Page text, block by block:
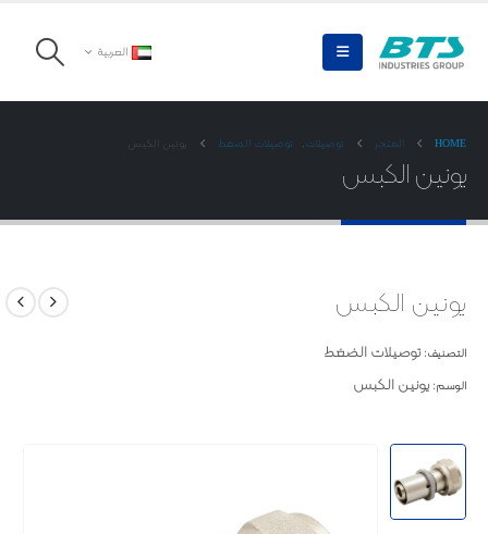
العربية
HOME المتجر توصیلات, توصیلات الضغط یونین الکبس
یونین الکبس
یونین الکبس
التصنيف: توصیلات الضغط
الوسم: یونین الکبس